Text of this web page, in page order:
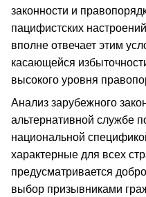
законности и
пацифистских
вполне отвечает этим
касающейся
высокого уровня
Анализ зарубежного
альтернативной службе
национальной
характерные для всех
предусматривается
выбор призывниками